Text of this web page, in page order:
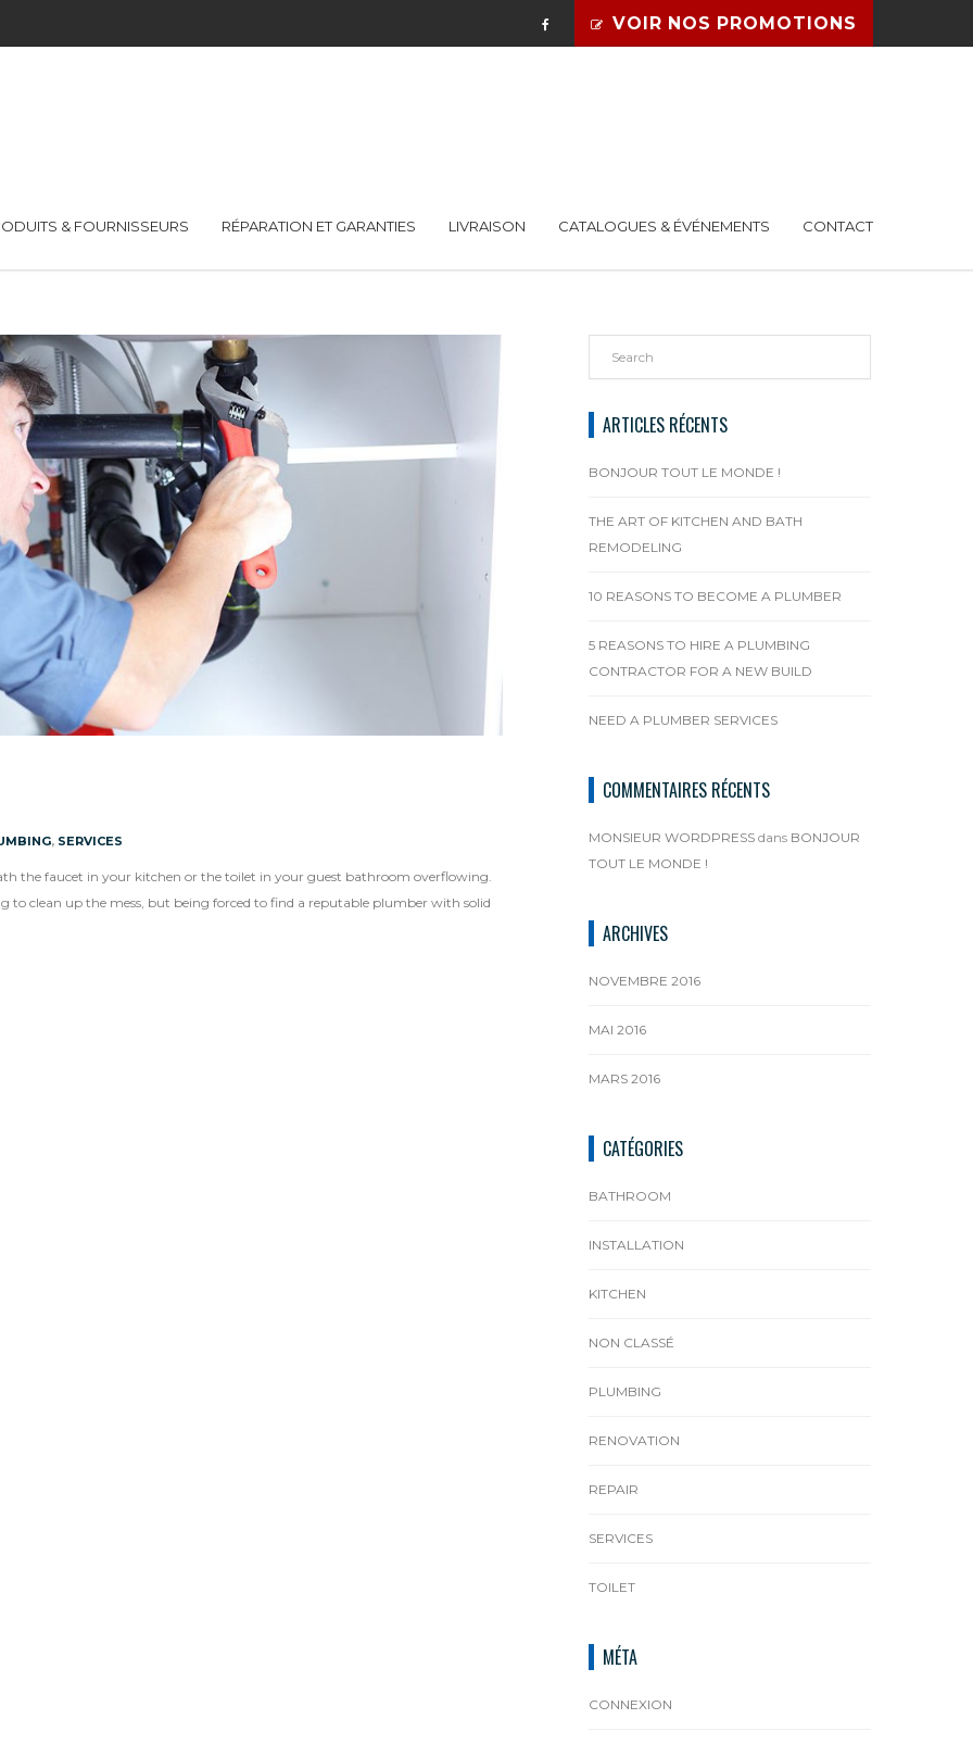
VOIR NOS PROMOTIONS
& FOURNISSEURS RÉPARATION ET GARANTIES LIVRAISON CATALOGUES & ÉVÉNEMENTS CONTACT
, SERVICES
the faucet in your kitchen or the toilet in your guest bathroom overflowing.
clean up the mess, but being forced to find a reputable plumber with solid
ARTICLES RÉCENTS
BONJOUR TOUT LE MONDE !
THE ART OF KITCHEN AND BATH
REMODELING
10 REASONS TO BECOME A PLUMBER
5 REASONS TO HIRE A PLUMBING
CONTRACTOR FOR A NEW BUILD
NEED A PLUMBER SERVICES
COMMENTAIRES RÉCENTS
MONSIEUR WORDPRESS dans BONJOUR
TOUT LE MONDE !
ARCHIVES
NOVEMBRE 2016
MAI 2016
MARS 2016
CATÉGORIES
BATHROOM
INSTALLATION
KITCHEN
NON CLASSÉ
PLUMBING
RENOVATION
REPAIR
SERVICES
TOILET
MÉTA
CONNEXION